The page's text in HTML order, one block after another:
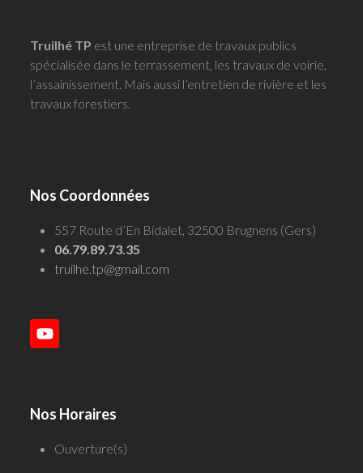
Truilhé TP est une entreprise de travaux publics
spécialisée dans le terrassement, les travaux de voirie,
l’assainissement. Mais aussi l’entretien de rivière et les
travaux forestiers.
Nos Coordonnées
557 Route d’En Bidalet, 32500 Brugnens (Gers)
06.79.89.73.35
truilhe.tp@gmail.com
YouTube
Nos Horaires
Ouverture(s)